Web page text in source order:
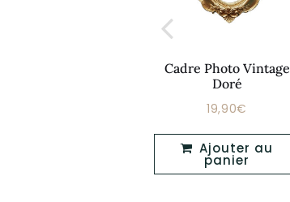
Cadre Photo Vintage
Doré
Prix
19,90€
panier